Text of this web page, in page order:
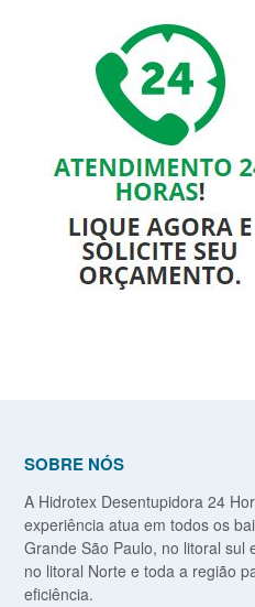
SOBRE NÓS
A Hidrotex Desentupidora 24
experiência atua em todos os
Grande São Paulo, no litoral sul
no litoral Norte e toda a região
eficiência.